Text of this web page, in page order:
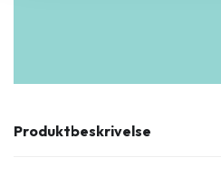
Produktbeskrivelse